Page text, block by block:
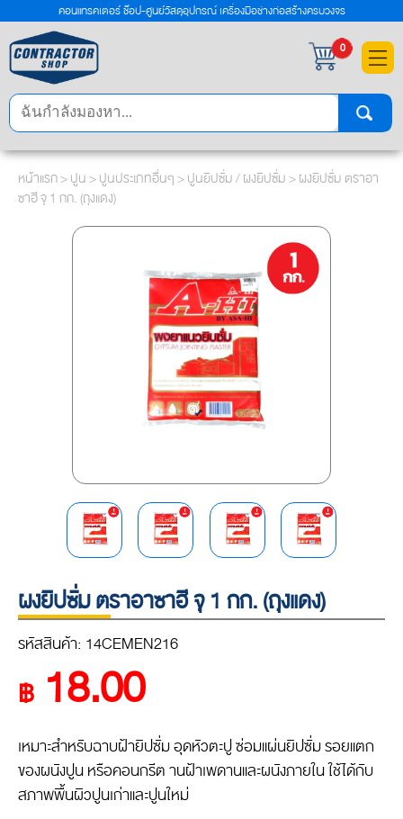
×
คอนแทรคเตอร์ ช๊อป-ศูนย์วัสดุอุปกรณ์ เครื่องมือช่างก่อสร้างครบวงจร
0
หน้าแรก>ปูน>ปูนประเภทอื่นๆ>ปูนยิปซั่ม / ผงยิปซั่ม> ผงยิปซั่ม ตราอา
ซาฮี จุ 1 กก. (ถุงแดง)
ผงยิปซั่ม ตราอาซาฮี จุ 1 กก. (ถุงแดง)
รหัสสินค้า: 14CEMEN216
฿ 18.00
เหมาะสำหรับฉาบฝ้ายิปซั่ม อุดหัวตะปู ซ่อมแผ่นยิปซั่ม รอยแตก
ของผนังปูน หรือคอนกรีต านฝ้าเพดานและผนังภายใน ใช้ได้กับ
สภาพพื้นผิวปูนเก่าและปูนใหม่